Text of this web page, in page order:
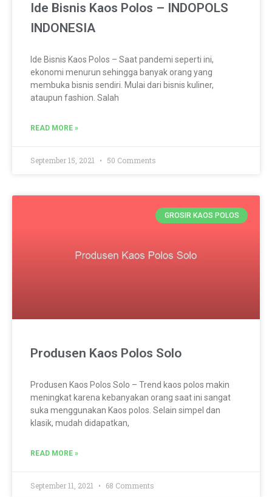
Ide Bisnis Kaos Polos – INDOPOLS
INDONESIA
Ide Bisnis Kaos Polos – Saat pandemi seperti ini,
ekonomi menurun sehingga banyak orang yang
membuka bisnis sendiri. Mulai dari bisnis kuliner,
ataupun fashion. Salah
READ MORE »
September 15, 2021 50 Comments
GROSIR KAOS POLOS
Produsen Kaos Polos Solo
Produsen Kaos Polos Solo – Trend kaos polos makin
meningkat karena kebanyakan orang saat ini sangat
suka menggunakan Kaos polos. Selain simpel dan
klasik, mudah didapatkan,
READ MORE »
September 11, 2021 68 Comments